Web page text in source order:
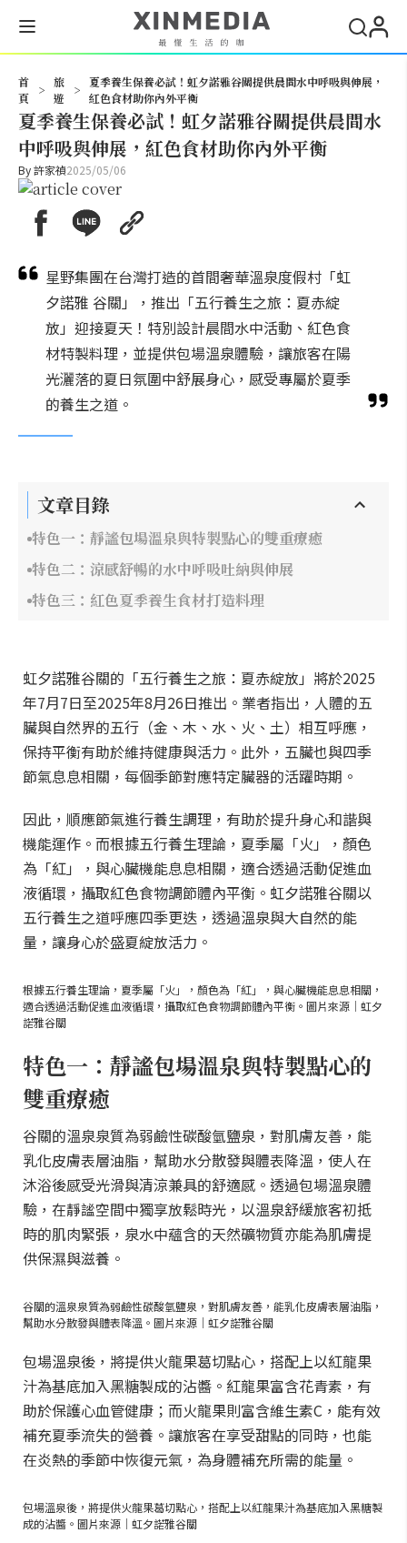
首
頁
>
旅
遊
>
夏季養生保養必試！虹夕諾雅谷關提供晨間水中呼吸與伸展，
紅色食材助你內外平衡
夏季養生保養必試！虹夕諾雅谷關提供晨間水
中呼吸與伸展，紅色食材助你內外平衡
By許家禎2025/05/06
星野集團在台灣打造的首間奢華溫泉度假村「虹
夕諾雅 谷關」，推出「五行養生之旅：夏赤綻
放」迎接夏天！特別設計晨間水中活動、紅色食
材特製料理，並提供包場溫泉體驗，讓旅客在陽
光灑落的夏日氛圍中舒展身心，感受專屬於夏季
的養生之道。
文章目錄
特色一：靜謐包場溫泉與特製點心的雙重療癒
特色二：涼感舒暢的水中呼吸吐納與伸展
特色三：紅色夏季養生食材打造料理
虹夕諾雅谷關的「五行養生之旅：夏赤綻放」將於2025
年7月7日至2025年8月26日推出。業者指出，人體的五
臟與自然界的五行（金、木、水、火、土）相互呼應，
保持平衡有助於維持健康與活力。此外，五臟也與四季
節氣息息相關，每個季節對應特定臟器的活躍時期。
因此，順應節氣進行養生調理，有助於提升身心和諧與
機能運作。而根據五行養生理論，夏季屬「火」，顏色
為「紅」，與心臟機能息息相關，適合透過活動促進血
液循環，攝取紅色食物調節體內平衡。虹夕諾雅谷關以
五行養生之道呼應四季更迭，透過溫泉與大自然的能
量，讓身心於盛夏綻放活力。
根據五行養生理論，夏季屬「火」，顏色為「紅」，與心臟機能息息相關，
適合透過活動促進血液循環，攝取紅色食物調節體內平衡。圖片來源｜虹夕
諾雅谷關
特色一：靜謐包場溫泉與特製點心的
雙重療癒
谷關的溫泉泉質為弱鹼性碳酸氫鹽泉，對肌膚友善，能
乳化皮膚表層油脂，幫助水分散發與體表降溫，使人在
沐浴後感受光滑與清涼兼具的舒適感。透過包場溫泉體
驗，在靜謐空間中獨享放鬆時光，以溫泉舒緩旅客初抵
時的肌肉緊張，泉水中蘊含的天然礦物質亦能為肌膚提
供保濕與滋養。
谷關的溫泉泉質為弱鹼性碳酸氫鹽泉，對肌膚友善，能乳化皮膚表層油脂，
幫助水分散發與體表降溫。圖片來源｜虹夕諾雅谷關
包場溫泉後，將提供火龍果葛切點心，搭配上以紅龍果
汁為基底加入黑糖製成的沾醬。紅龍果富含花青素，有
助於保護心血管健康；而火龍果則富含維生素C，能有效
補充夏季流失的營養。讓旅客在享受甜點的同時，也能
在炎熱的季節中恢復元氣，為身體補充所需的能量。
包場溫泉後，將提供火龍果葛切點心，搭配上以紅龍果汁為基底加入黑糖製
成的沾醬。圖片來源｜虹夕諾雅谷關